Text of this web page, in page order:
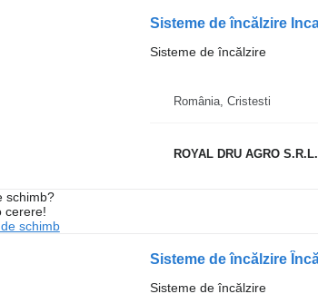
Sisteme de încălzire
România, Cristesti
ROYAL DRU AGRO S.R.L.
schimb?
cerere!
schimb
Sisteme de încălzire